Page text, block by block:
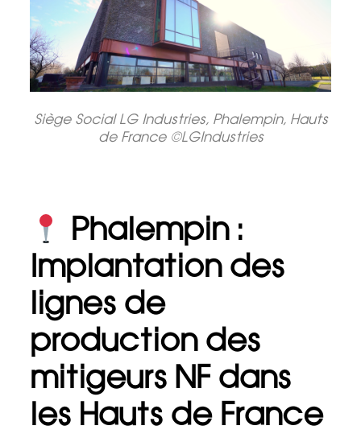
Siège Social LG Industries, Phalempin, Hauts
de France ©LGIndustries
Phalempin :
Implantation des
lignes de
production des
mitigeurs NF dans
les Hauts de France